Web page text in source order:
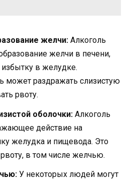
желчи: Алкоголь
желчи в печени,
избытку в желудке.
может раздражать слизистую
рвоту.
оболочки: Алкоголь
действие на
желудка и пищевода. Это
в том числе желчью.
У некоторых людей могут